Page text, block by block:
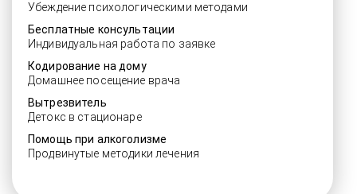
Убеждение психологическими методами
Бесплатные консультации
Индивидуальная работа по заявке
Кодирование на дому
Домашнее посещение врача
Вытрезвитель
Детокс в стационаре
Помощь при алкоголизме
Продвинутые методики лечения